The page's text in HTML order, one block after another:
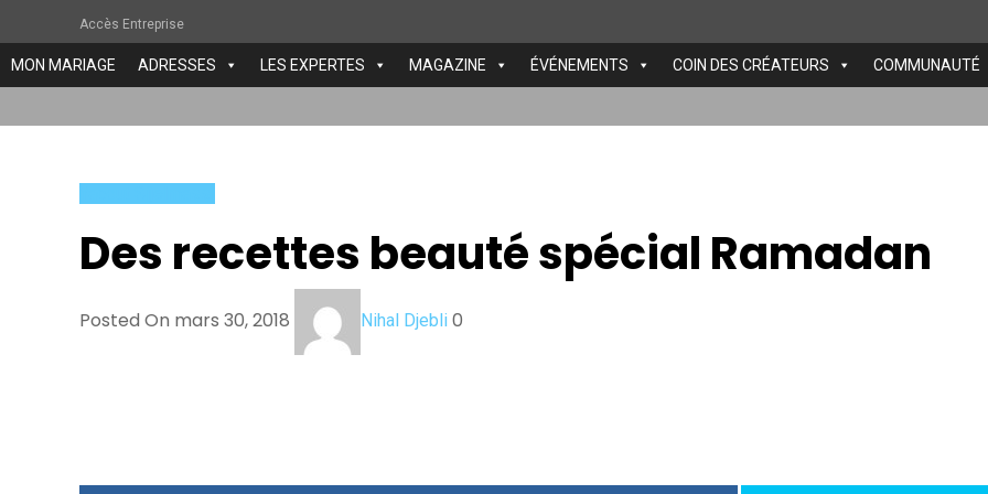
Accès Entreprise
MON MARIAGE ADRESSES LES EXPERTES MAGAZINE ÉVÉNEMENTS COIN DES CRÉATEURS COMMUNAUTÉ
Des recettes beauté spécial Ramadan
Posted On mars 30, 2018 Nihal Djebli 0